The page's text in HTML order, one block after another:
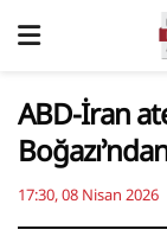
ABD-İran
17:30, 08 Nisan 2026